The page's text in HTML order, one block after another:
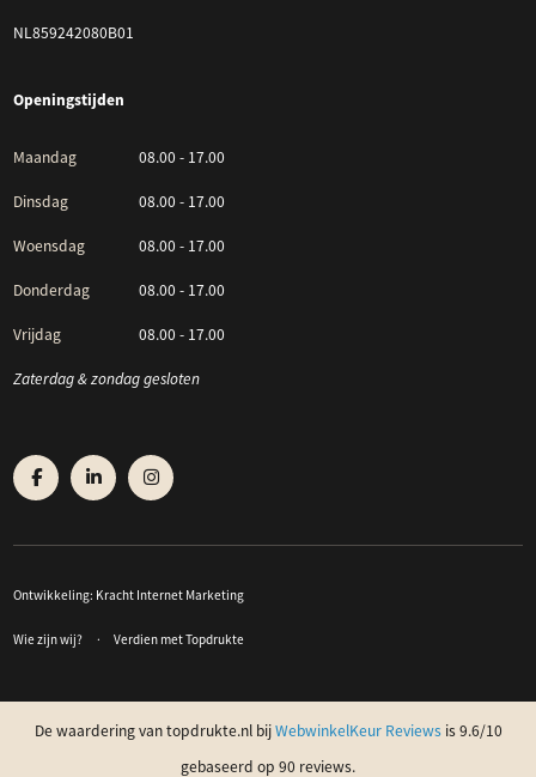
NL859242080B01
Openingstijden
Maandag 08.00 - 17.00
Dinsdag 08.00 - 17.00
Woensdag 08.00 - 17.00
Donderdag 08.00 - 17.00
Vrijdag 08.00 - 17.00
Zaterdag & zondag gesloten
Ontwikkeling: Kracht Internet Marketing
Wie zijn wij? Verdien met Topdrukte
De waardering van topdrukte.nl bijWebwinkelKeur Reviewsis 9.6/10
gebaseerd op 90 reviews.